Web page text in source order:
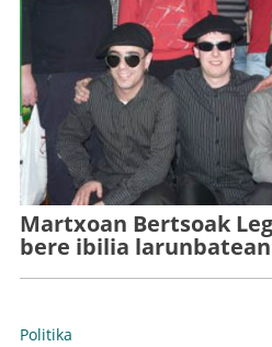
Martxoan Bertsoak
bere ibilia larunbatean
Politika